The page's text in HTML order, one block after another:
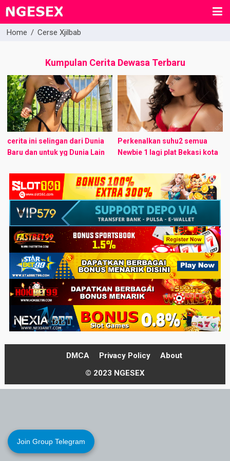
Home / Cerse Xjilbab
Kumpulan Cerita Dewasa Terbaru
cerita ini selingan dari Dunia
Baru dan untuk yg Dunia Lain
cerita ini menarik untuk di
tuntaskan ntar ane pindah ...
Perkenalkan suhu2 semua
Newbie 1 lagi plat Bekasi kota
real 90%. ( Basic pengalaman
newbie sendiri ). maaf karna ...
DMCA Privacy Policy
About
© 2023 NGESEX
Join Group Telegram